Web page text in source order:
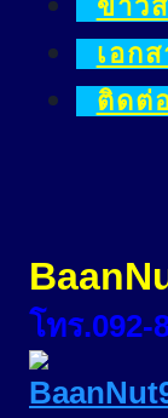
ข่าว
เอก
ติดต่
โทร.092-